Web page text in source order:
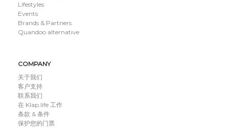
Lifestyles
Events
Brands & Partners
Quandoo alternative
COMPANY
关于我们
客户支持
联系我们
在 Klap.life 工作
条款 & 条件
保护您的门票